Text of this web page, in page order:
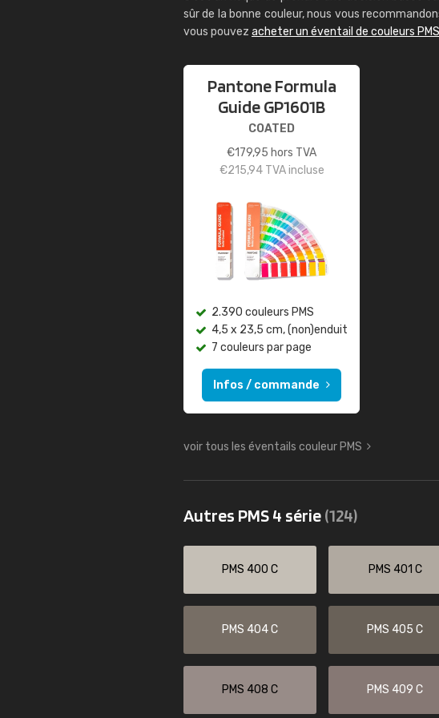
sûr de la bonne couleur, nous vous
vous pouvez acheter un éventail de couleurs PMS
Pantone Formula
Guide GP1601B
COATED
€179,95 hors TVA
€215,94TVA incluse
2.390 couleurs PMS
4,5 x 23,5 cm, (non)enduit
7 couleurs par page
Infos / commande
voir tous les éventails couleur PMS
Autres PMS 4 série(124)
PMS 400 C PMS 401 C
PMS 404 C PMS 405 C
PMS 408 C PMS 409 C